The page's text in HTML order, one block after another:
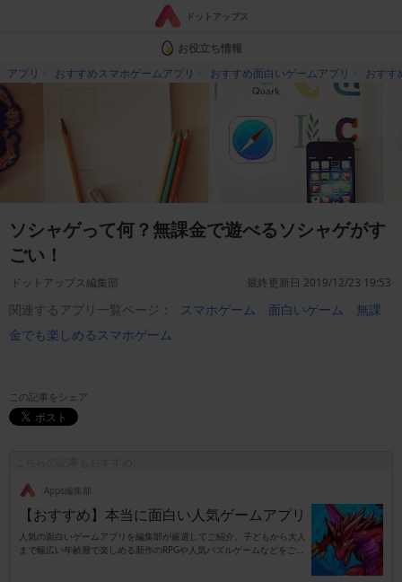
ドットアップス
お役立ち情報
アプリ
おすすめスマホゲームアプリ おすすめ面白いゲームアプリ おすす
ソシャゲって何？無課金で遊べるソシャゲがす
ごい！
ドットアップス編集部 最終更新日 2019/12/23 19:53
関連するアプリ一覧ページ： スマホゲーム 面白いゲーム
無課
金でも楽しめるスマホゲーム
この記事をシェア
.Apps編集部
【おすすめ】本当に面白い人気ゲームアプリ
人気の面白いゲームアプリを編集部が厳選してご紹介。子どもから大人
まで幅広い年齢層で楽しめる新作のRPGや人気パズルゲームなどをご紹